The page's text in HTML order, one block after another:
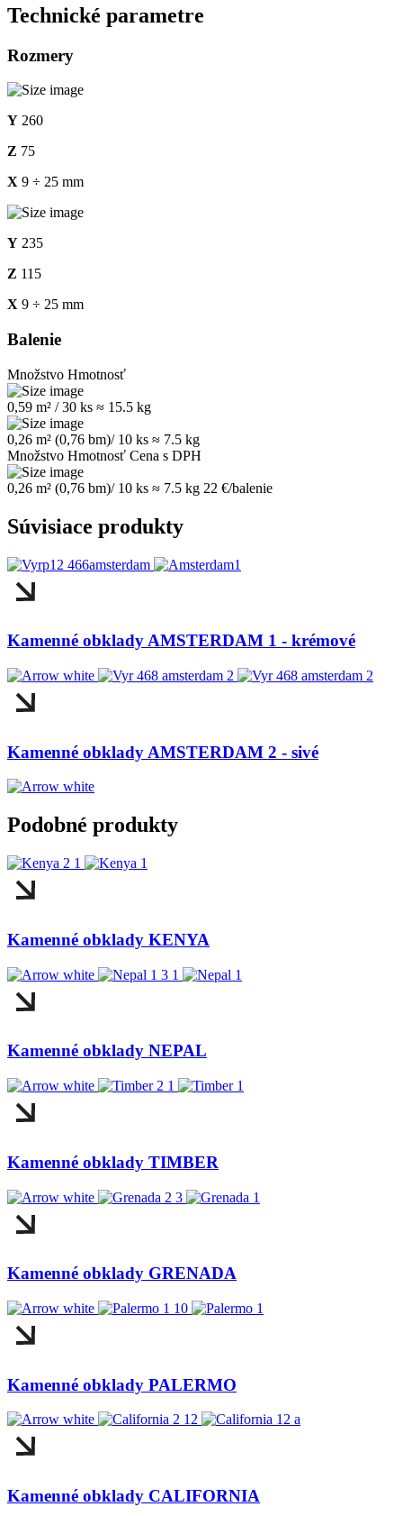
Technické parametre
Rozmery
Y 260
Z 75
X 9 ÷ 25 mm
Y 235
Z 115
X 9 ÷ 25 mm
Balenie
Množstvo Hmotnosť
0,59 m² / 30 ks ≈ 15.5 kg
0,26 m² (0,76 bm)/ 10 ks ≈ 7.5 kg
Množstvo Hmotnosť Cena s DPH
0,26 m² (0,76 bm)/ 10 ks ≈ 7.5 kg 22 €/balenie
Súvisiace produkty
Kamenné obklady AMSTERDAM 1 - krémové
Kamenné obklady AMSTERDAM 2 - sivé
Podobné produkty
Kamenné obklady KENYA
Kamenné obklady NEPAL
Kamenné obklady TIMBER
Kamenné obklady GRENADA
Kamenné obklady PALERMO
Kamenné obklady CALIFORNIA